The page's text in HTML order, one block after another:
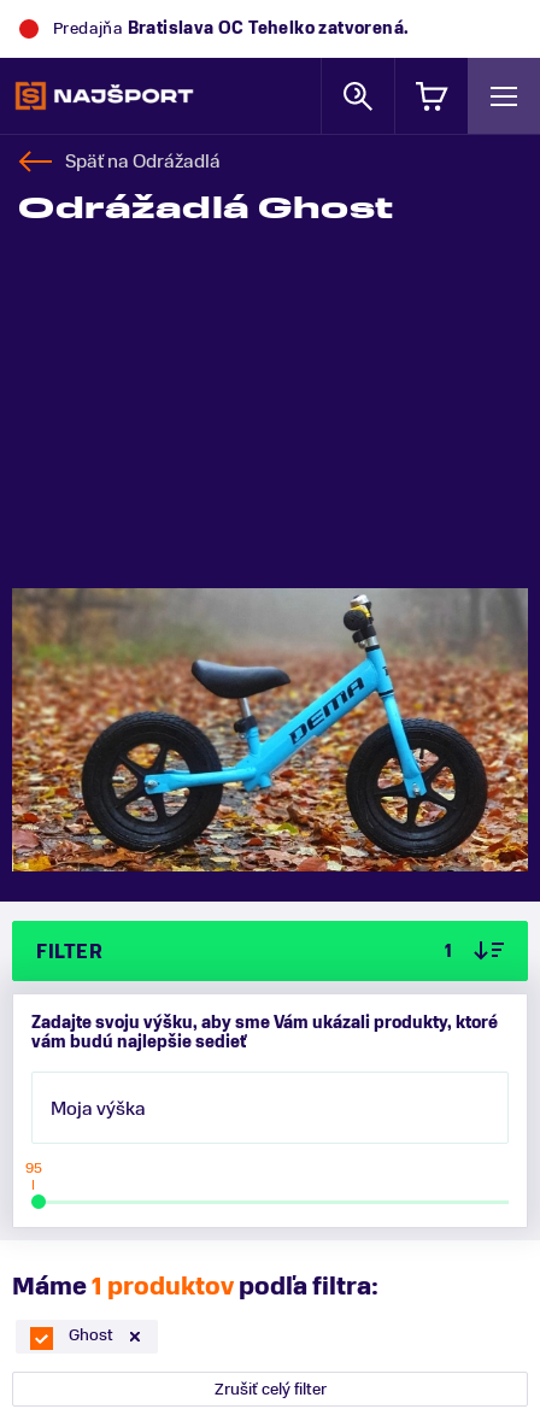
Predajňa Bratislava OC Tehelkozatvorená.
Späť naOdrážadlá
Odrážadlá Ghost
FILTER 1
Zadajte svoju výšku, aby sme Vám ukázali produkty, ktoré
vám budú najlepšie sedieť
Moja výška
95
Máme1 produktovpodľa filtra:
Ghost
Zrušiť celý filter